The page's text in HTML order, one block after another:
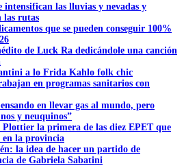
intensifican las lluvias y nevadas y
las rutas
que se pueden conseguir 100%
de Luck Ra dedicándole una canción
a lo Frida Kahlo folk chic
en programas sanitarios con
en llevar gas al mundo, pero
y neuquinos”
la primera de las diez EPET que
en la provincia
la idea de hacer un partido de
de Gabriela Sabatini